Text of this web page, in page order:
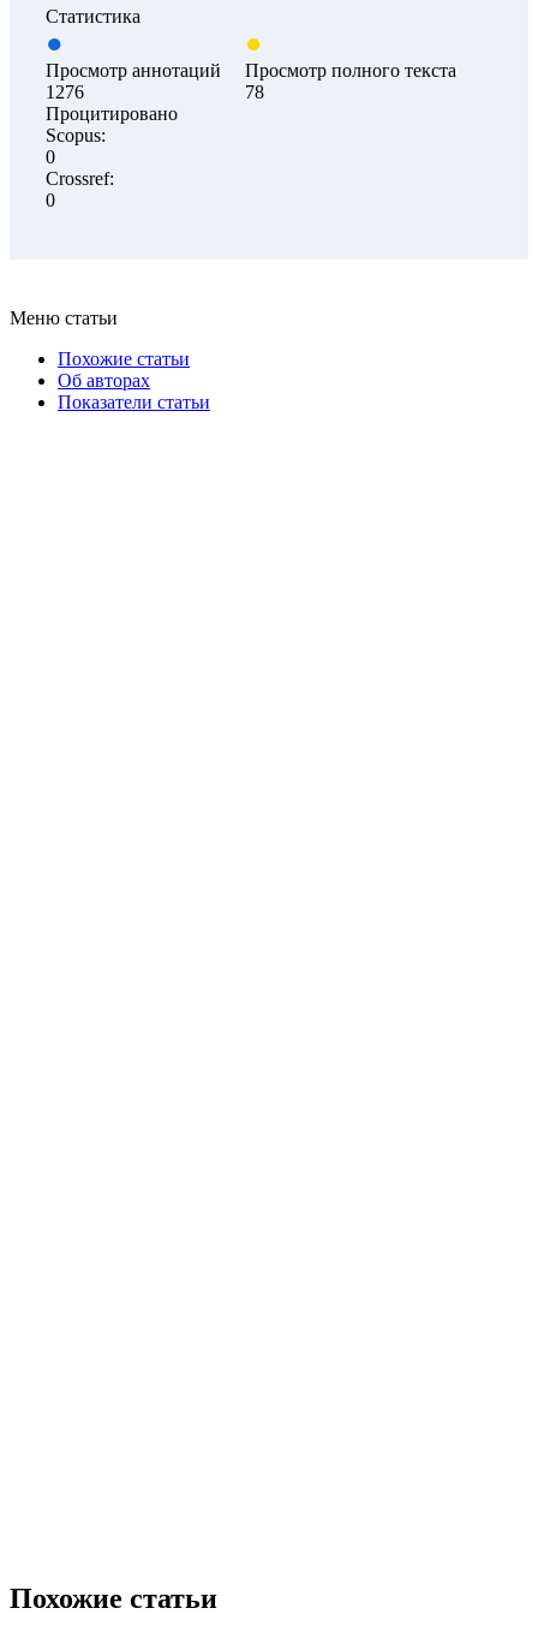
Статистика
Просмотр аннотаций
1276
Просмотр полного текста
78
Процитировано
Scopus:
0
Crossref:
0
Меню статьи
Похожие статьи
Об авторах
Показатели статьи
Похожие статьи